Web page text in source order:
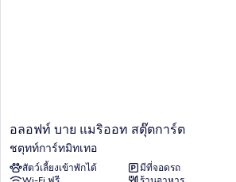
อลอฟท์
แมริ
ออท
อลอฟท์ บาย แมริออท สตุ๊ตการ์ต
ชตุทท์การ์ทมิทเทอ
สัตว์เลี้ยงเข้าพักได้
มีที่จอดรถ